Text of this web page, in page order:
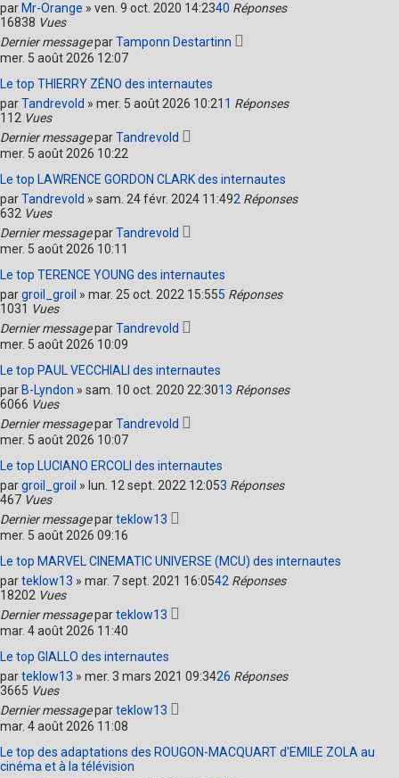
par Mr-Orange » ven. 9 oct. 2020 14:2340 Réponses
16838 Vues
Dernier messageparTamponn Destartinn
mer. 5 août 2026 12:07
Le top THIERRY ZÉNO des internautes
parTandrevold » mer. 5 août 2026 10:21 1 Réponses
112 Vues
Dernier messageparTandrevold
mer. 5 août 2026 10:22
Le top LAWRENCE GORDON CLARK des internautes
parTandrevold » sam. 24 févr. 2024 11:492 Réponses
632 Vues
Dernier messageparTandrevold
mer. 5 août 2026 10:11
Le top TERENCE YOUNG des internautes
pargroil_groil » mar. 25 oct. 2022 15:555 Réponses
1031 Vues
Dernier messageparTandrevold
mer. 5 août 2026 10:09
Le top PAUL VECCHIALI des internautes
par B-Lyndon » sam. 10 oct. 2020 22:3013 Réponses
6066 Vues
Dernier messageparTandrevold
mer. 5 août 2026 10:07
Le top LUCIANO ERCOLI des internautes
pargroil_groil » lun. 12 sept. 2022 12:053 Réponses
467 Vues
Dernier messageparteklow13
mer. 5 août 2026 09:16
Le top MARVEL CINEMATIC UNIVERSE (MCU) des internautes
parteklow13 » mar. 7 sept. 2021 16:0542 Réponses
18202 Vues
Dernier messageparteklow13
mar. 4 août 2026 11:40
Le top GIALLO des internautes
parteklow13 » mer. 3 mars 2021 09:3426 Réponses
3665 Vues
Dernier messageparteklow13
mar. 4 août 2026 11:08
Le top des adaptations des ROUGON-MACQUART d'EMILE ZOLA au
cinéma et à la télévision